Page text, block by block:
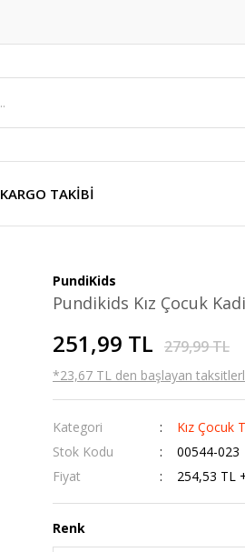
KARGO TAKİBİ
PundiKids
Pundikids Kız Çocuk
251,99 TL 279,99 TL
*23,67 TL den başlayan
Kategori
Kız Çocuk
Stok Kodu
00544-023
Fiyat
254,53 TL
Renk